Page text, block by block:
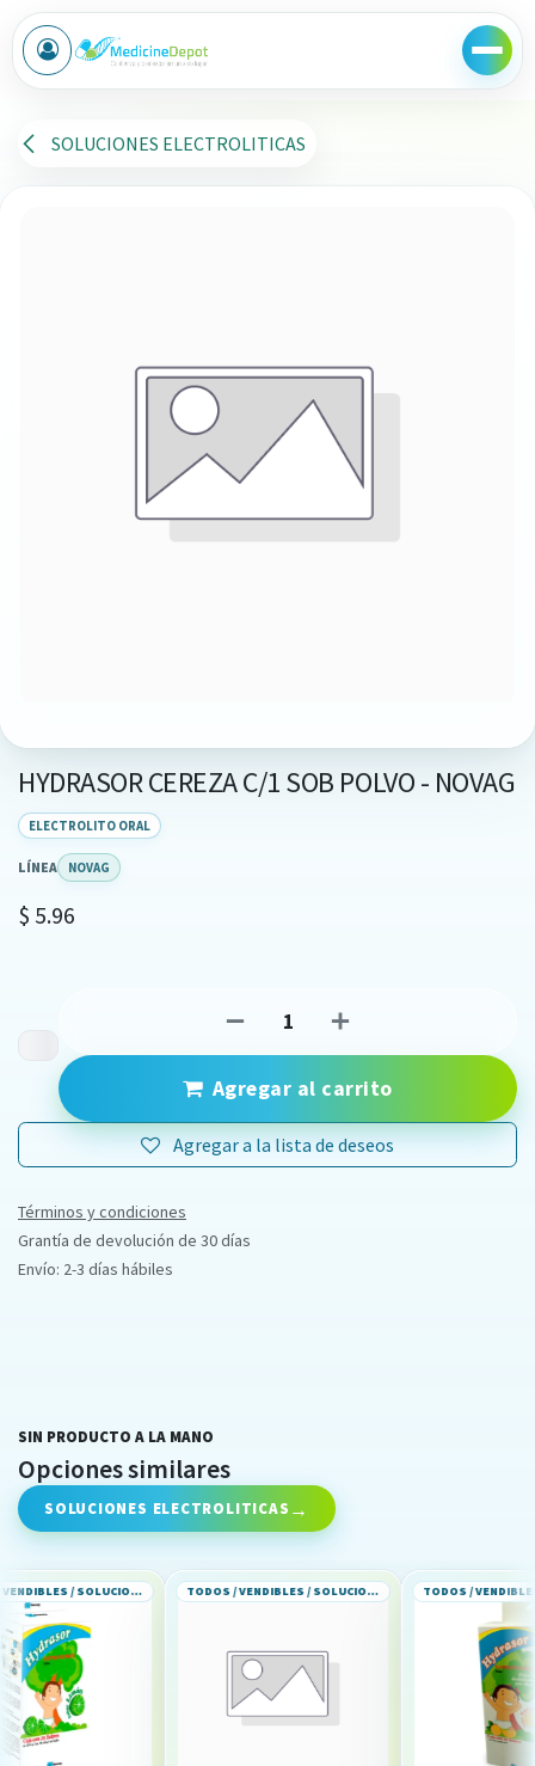
Ir al contenido
SOLUCIONES ELECTROLITICAS
HYDRASOR CEREZA C/1 SOB POLVO - NOVAG
ELECTROLITO ORAL
LÍNEA NOVAG
$ 5.96
Agregar al carrito
Agregar a la lista de deseos
Términos y condiciones
Grantía de devolución de 30 días
Envío: 2-3 días hábiles
SIN PRODUCTO A LA MANO
Opciones similares
SOLUCIONES ELECTROLITICAS
TODOS / VENDIBLES / SOLUCIONES ELECTROLITICAS TODOS / VENDIBLES / SOLUCIONES ELECTROLITICAS